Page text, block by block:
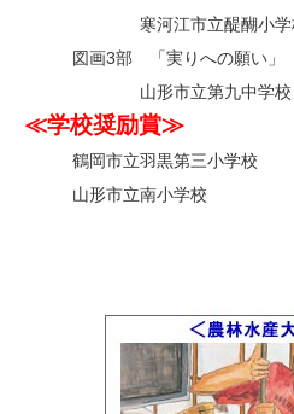
寒河江市立醍醐小
図画3部 「実りへの願い」
山形市立第九中学
≪学校奨励賞≫
鶴岡市立羽黒第三小学校
山形市立南小学校